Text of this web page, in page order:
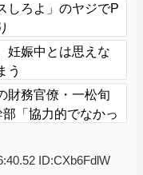
しろよ」のヤジでP
妊娠中とは思えな
う
財務官僚・一松旬
「協力的でなかっ
ID:CXb6FdlW